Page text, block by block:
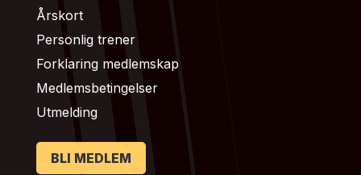
Årskort
Personlig trener
Forklaring medlemskap
Medlemsbetingelser
Utmelding
BLI MEDLEM